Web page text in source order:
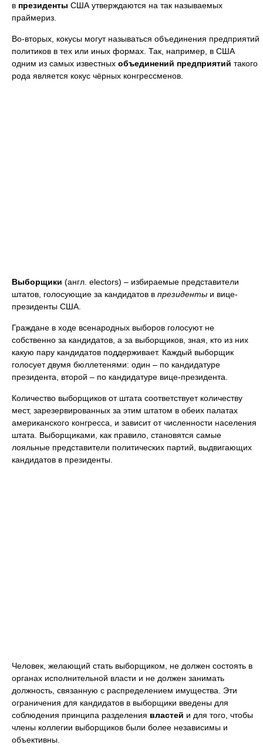
в президенты США утверждаются на так называемых
праймериз.
Во-вторых, кокусы могут называться объединения предприятий
политиков в тех или иных формах. Так, например, в США
одним из самых известных объединений предприятий такого
рода является кокус чёрных конгрессменов.
Выборщики (англ. electors) – избираемые представители
штатов, голосующие за кандидатов в президенты и вице-
президенты США.
Граждане в ходе всенародных выборов голосуют не
собственно за кандидатов, а за выборщиков, зная, кто из них
какую пару кандидатов поддерживает. Каждый выборщик
голосует двумя бюллетенями: один – по кандидатуре
президента, второй – по кандидатуре вице-президента.
Количество выборщиков от штата соответствует количеству
мест, зарезервированных за этим штатом в обеих палатах
американского конгресса, и зависит от численности населения
штата. Выборщиками, как правило, становятся самые
лояльные представители политических партий, выдвигающих
кандидатов в президенты.
Человек, желающий стать выборщиком, не должен состоять в
органах исполнительной власти и не должен занимать
должность, связанную с распределением имущества. Эти
ограничения для кандидатов в выборщики введены для
соблюдения принципа разделения властей и для того, чтобы
члены коллегии выборщиков были более независимы и
объективны.